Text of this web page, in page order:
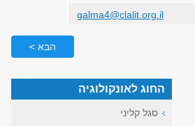
galma4@clalit.org.il
הבא >
החוג לאונקולוגיה
סגל קליני